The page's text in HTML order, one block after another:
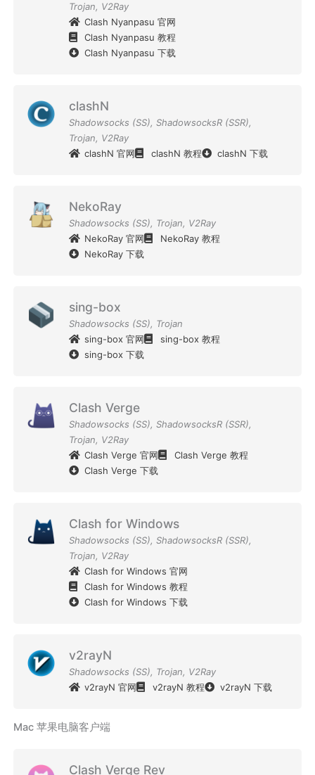
Trojan, V2Ray
Clash Nyanpasu 官网
Clash Nyanpasu 教程
Clash Nyanpasu 下载
clashN
Shadowsocks (SS), ShadowsocksR (SSR),
Trojan, V2Ray
clashN 官网
clashN 教程 clashN 下载
NekoRay
Shadowsocks (SS), Trojan, V2Ray
NekoRay 官网
NekoRay 教程
NekoRay 下载
sing-box
Shadowsocks (SS), Trojan
sing-box 官网
sing-box 教程
sing-box 下载
Clash Verge
Shadowsocks (SS), ShadowsocksR (SSR),
Trojan, V2Ray
Clash Verge 官网
Clash Verge 教程
Clash Verge 下载
Clash for Windows
Shadowsocks (SS), ShadowsocksR (SSR),
Trojan, V2Ray
Clash for Windows 官网
Clash for Windows 教程
Clash for Windows 下载
v2rayN
Shadowsocks (SS), Trojan, V2Ray
v2rayN 官网
v2rayN 教程 v2rayN 下载
Mac 苹果电脑客户端
Clash Verge Rev